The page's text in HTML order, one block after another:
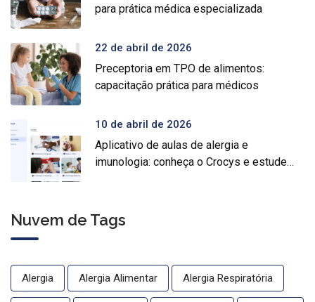
para prática médica especializada
22 de abril de 2026
Preceptoria em TPO de alimentos:
capacitação prática para médicos
10 de abril de 2026
Aplicativo de aulas de alergia e
imunologia: conheça o Crocys e estude
Nuvem de Tags
Alergia Alergia Alimentar Alergia Respiratória